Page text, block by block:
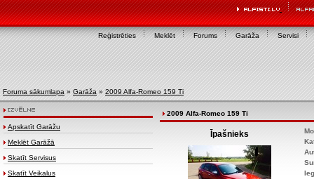
Reģistrēties Meklēt Forums Garāža Servisi
Foruma sākumlapa » Garāža » 2009 Alfa-Romeo 159 Ti
Apskatīt Garāžu
Meklēt Garāžā
Skatīt Servisus
Skatīt Veikalus
2009 Alfa-Romeo 159 Ti
Īpašnieks